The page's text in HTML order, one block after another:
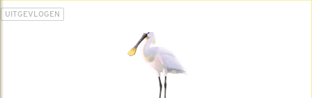
UITGEVLOGEN